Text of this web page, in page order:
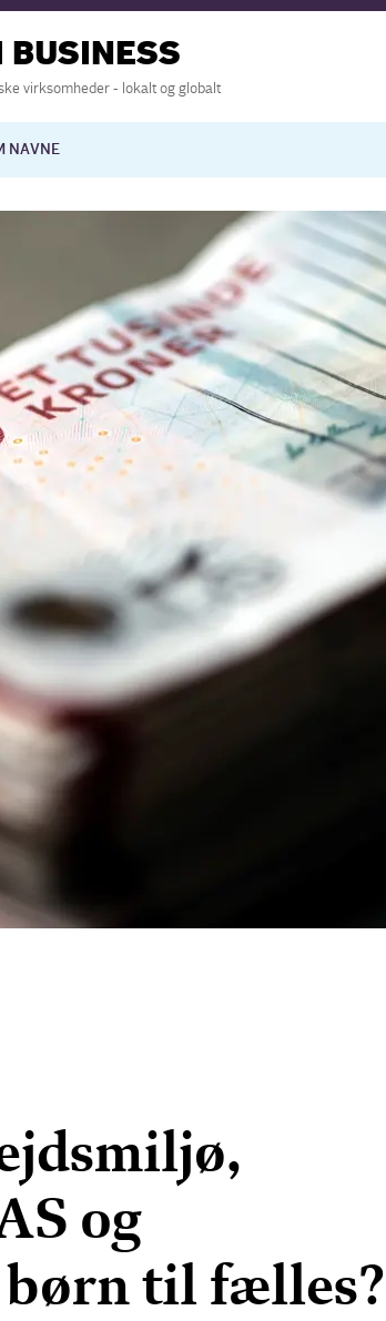
BUSINESS
virksomheder - lokalt og globalt
NAVNE
International økonomi
Europapolitik
og
børn til fælles?